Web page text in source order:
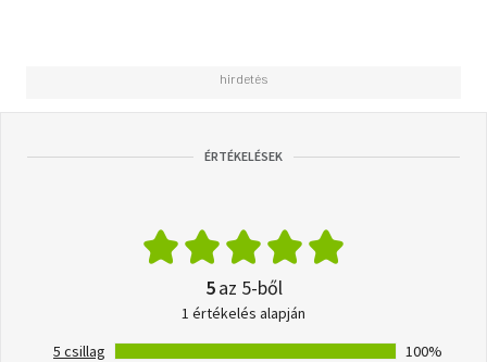
ÉRTÉKELÉSEK
5az 5-ből
1 értékelés alapján
5 csillag
100%